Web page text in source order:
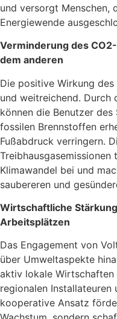
und versorgt Menschen,
Energiewende
Verminderung des
dem anderen
Die positive Wirkung
und weitreichend. Durch
können die Benutzer
fossilen Brennstoffen
Fußabdruck verringern.
Klimawandel bei und
saubereren und
Wirtschaftliche
Arbeitsplätzen
Das Engagement von
über Umweltaspekte
aktiv lokale
regionalen Installateuren
kooperative Ansatz